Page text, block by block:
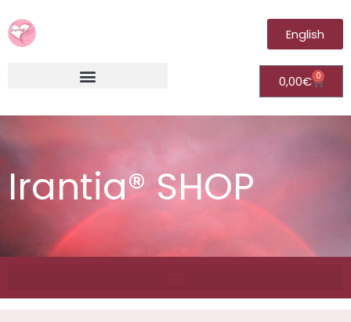
English
0,00€ 0
Irantia® SHOP